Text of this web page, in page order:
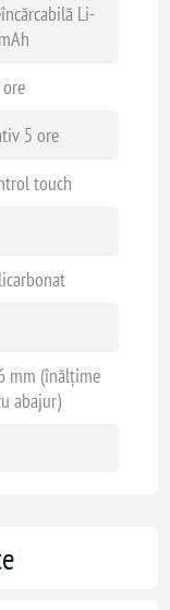
Li-
5 ore
touch
mm (înălțime
abajur)